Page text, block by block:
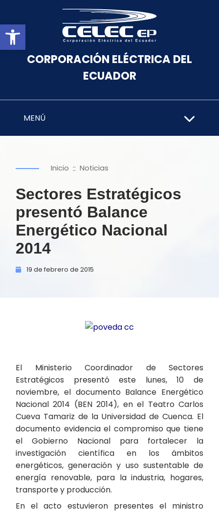
Abrir barra de herramientas
CORPORACIÓN ELÉCTRICA DEL
ECUADOR
MENÚ
Inicio :: Noticias
Sectores Estratégicos
presentó Balance
Energético Nacional
2014
19 de febrero de 2015
El Ministerio Coordinador de Sectores
Estratégicos presentó este lunes, 10 de
noviembre, el documento Balance Energético
Nacional 2014 (BEN 2014), en el Teatro Carlos
Cueva Tamariz de la Universidad de Cuenca. El
documento evidencia el compromiso que tiene
el Gobierno Nacional para fortalecer la
investigación científica en los ámbitos
energéticos, generación y uso sustentable de
energía renovable, para la industria, hogares,
transporte y producción.
En el acto estuvieron presentes el ministro